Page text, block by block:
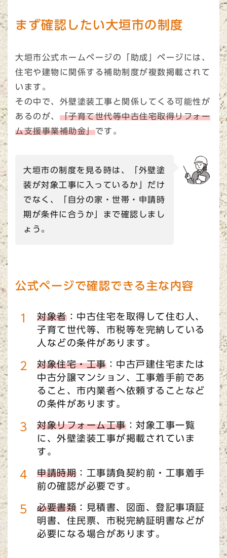
まず確認したい大垣市の制度
大垣市公式ホームページの「助成」ページには、
住宅や建物に関係する補助制度が複数掲載されて
います。
その中で、外壁塗装工事と関係してくる可能性が
あるのが、 「子育て世代等中古住宅取得リフォー
ム支援事業補助金」です。
大垣市の制度を見る時は、「外壁塗
装が対象工事に入っているか」だけ
でなく、「自分の家・世帯・申請時
期が条件に合うか」まで確認しまし
ょう。
公式ページで確認できる主な内容
対象者：中古住宅を取得して住む人、
子育て世代等、市税等を完納している
人などの条件があります。
対象住宅・工事：中古戸建住宅または
中古分譲マンション、工事着手前であ
ること、市内業者へ依頼することなど
の条件があります。
対象リフォーム工事：対象工事一覧
に、外壁塗装工事が掲載されていま
す。
申請時期 ：工事請負契約前・工事着手
前の確認が必要です。
必要書類 ：見積書、図面、登記事項証
明書、住民票、市税完納証明書などが
必要になる場合があります。